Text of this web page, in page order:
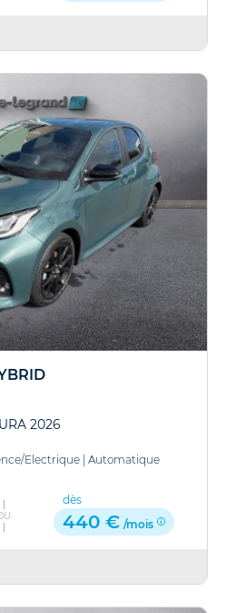
2026
Electrique Automatique
dès
440 € /mois